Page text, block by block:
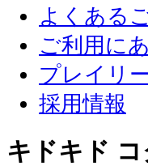
よくある
ご利用に
プレイリ
採用情報
キドキド